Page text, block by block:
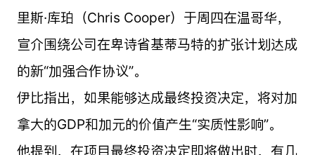
里斯·库珀（Chris Cooper）于周四在温哥华，
宣介围绕公司在卑诗省基蒂马特的扩张计划达成
的新“加强合作协议”。
伊比指出，如果能够达成最终投资决定，将对加
拿大的GDP和加元的价值产生“实质性影响”。
他提到，在项目最终投资决定即将做出时，有几